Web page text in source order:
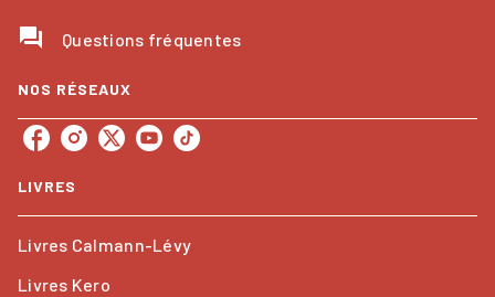
question_answer Questions fréquentes
NOS RÉSEAUX
LIVRES
Livres Calmann-Lévy
Livres Kero